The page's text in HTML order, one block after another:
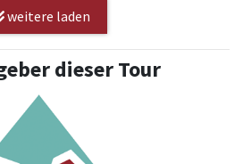
weitere laden
dieser Tour